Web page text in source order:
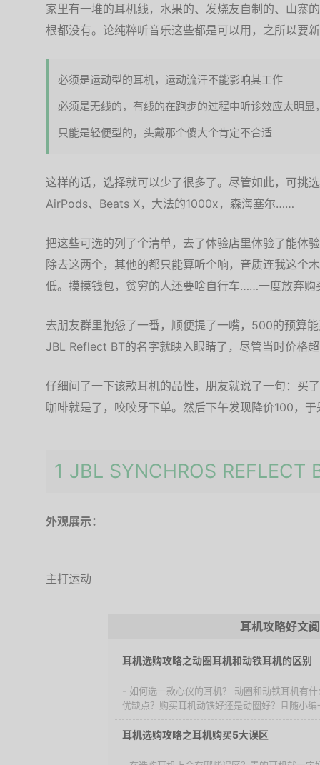
家里有一堆的耳机线，水果的、发烧友自制的、山寨
根都没有。论纯粹听音乐这些都是可以用，之所以要
必须是运动型的耳机，运动流汗不能影响其工作
必须是无线的，有线的在跑步的过程中听诊效应太明显
只能是轻便型的，头戴那个傻大个肯定不合适
这样的话，选择就可以少了很多了。尽管如此，可挑
AirPods、Beats X，大法的1000x，森海塞尔……
把这些可选的列了个清单，去了体验店里体验了能体
除去这两个，其他的都只能算听个响，音质连我这个
低。摸摸钱包，贫穷的人还要啥自行车……一度放弃购
去朋友群里抱怨了一番，顺便提了一嘴，500的预算
JBL Reflect BT的名字就映入眼睛了，尽管当时价格
仔细问了一下该款耳机的品性，朋友就说了一句：买
咖啡就是了，咬咬牙下单。然后下午发现降价100，
1 JBL SYNCHROS REFLECT
外观展示：
主打运动
耳机攻略好文
耳机选购攻略之动圈耳机和动铁耳机的区别
- 如何选一款心仪的耳机？ 动圈和动铁耳机有
优缺点？购买耳机动铁好还是动圈好？且随小
耳机选购攻略之耳机购买5大误区